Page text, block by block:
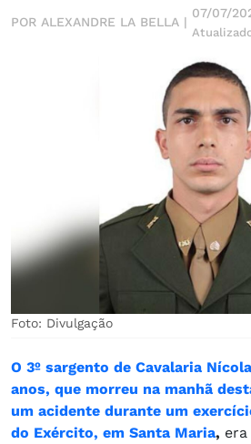
POR ALEXANDRE LA BELLA |
07/07/
Foto: Divulgação
O 3º sargento de Cavalaria
anos, que morreu na manhã
um acidente durante um
do Exército, em Santa Maria,